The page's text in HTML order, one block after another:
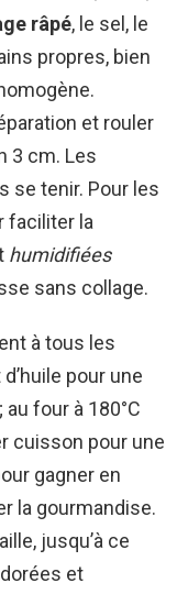
râpé, le sel, le
propres, bien
et rouler
3 cm. Les
se tenir. Pour les
faciliter la
humidifiées
sans collage.
à tous les
pour une
four à 180°C
cuisson pour une
gagner en
la gourmandise.
jusqu’à ce
et